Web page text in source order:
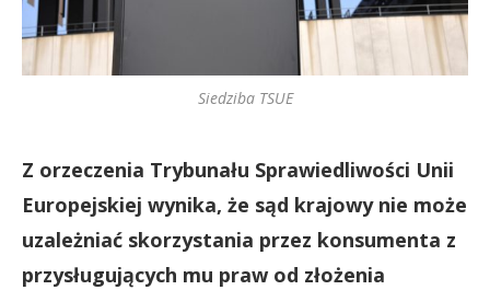
Siedziba TSUE
Z orzeczenia Trybunału Sprawiedliwości Unii
Europejskiej wynika, że sąd krajowy nie może
uzależniać skorzystania przez konsumenta z
przysługujących mu praw od złożenia